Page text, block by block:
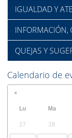
IGUALDAD Y
INFORMACIÓN,
QUEJAS Y
Calendario de
Lu Ma
27 28